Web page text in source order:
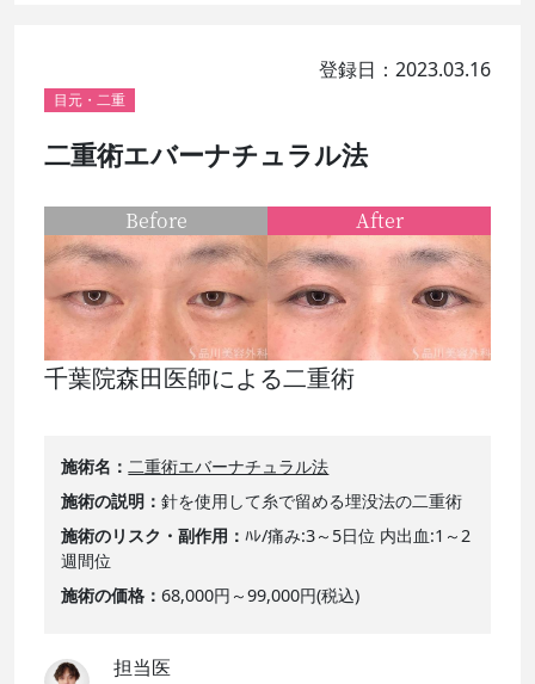
登録日：2023.03.16
目元・二重
二重術エバーナチュラル法
千葉院森田医師による二重術
施術名
二重術エバーナチュラル法
施術の説明
針を使用して糸で留める埋没法の二重術
施術のリスク・副作用
ﾊﾚ/痛み:3～5日位 内出血:1～2
週間位
施術の価格
68,000円～99,000円(税込)
担当医
Before After